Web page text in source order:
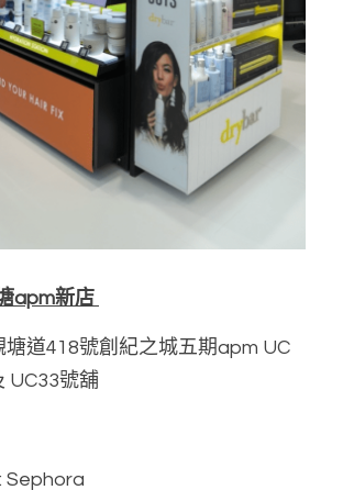
apm新店
塘道418號創紀之城五期apm UC
UC33號舖
Sephora